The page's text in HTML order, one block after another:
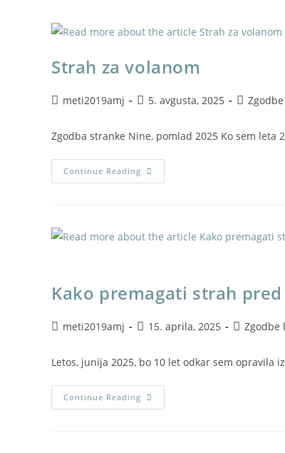
Strah za volanom
meti2019amj 5. avgusta, 2025
Zgodba stranke Nine, pomlad 2025 Ko sem
Continue Reading
Kako premagati strah
meti2019amj 15. aprila, 2025 Zgodbe
Letos, junija 2025, bo 10 let odkar sem opravila
Continue Reading